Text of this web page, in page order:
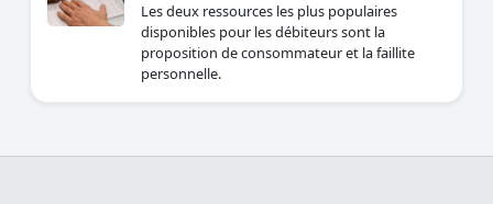
Les deux ressources les plus populaires
disponibles pour les débiteurs sont la
proposition de consommateur et la faillite
personnelle.